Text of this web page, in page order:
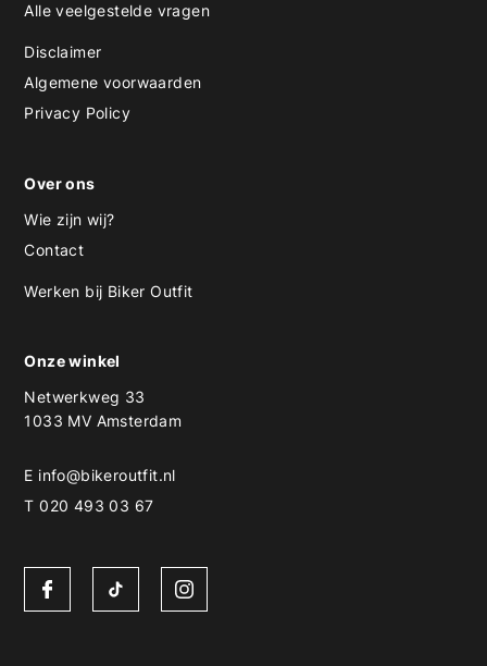
Alle veelgestelde vragen
Disclaimer
Algemene voorwaarden
Privacy Policy
Over ons
Wie zijn wij?
Contact
Werken bij Biker Outfit
Onze winkel
Netwerkweg 33
1033 MV Amsterdam
E info@bikeroutfit.nl
T 020 493 03 67